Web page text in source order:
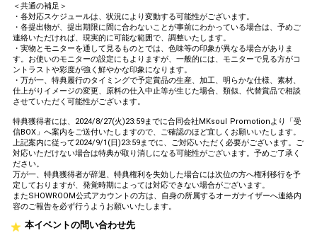
＜共通の補足＞
・各対応スケジュールは、状況により変動する可能性がございます。
・各提出物が、提出期限に間に合わないことが事前にわかっている場合は、予めご
連絡いただければ、現実的に可能な範囲で、調整いたします。
・実物とモニターを通して見るものとでは、色味等の印象が異なる場合がありま
す。お使いのモニターの設定にもよりますが、一般的には、モニターで見る方がコ
ントラストや彩度が強く鮮やかな印象になります。
・万が一、特典履行のタイミングで予定賞品の生産、加工、明らかな仕様、素材、
仕上がりイメージの変更、原料の仕入中止等が生じた場合、類似、代替賞品で相談
させていただく可能性がございます。
特典獲得者には、2024/8/27(火)23:59までに合同会社MKsoul Promotionより「受
信BOX」へ案内をご送付いたしますので、ご確認のほど宜しくお願いいたします。
上記案内に従って2024/9/1(日)23:59までに、ご対応いただく必要がございます。ご
対応いただけない場合は特典が取り消しになる可能性がございます。予めご了承く
ださい。
万が一、特典獲得者が辞退、特典権利を失効した場合には次位の方へ権利移行を予
定しておりますが、発覚時期によっては対応できない場合がございます。
またSHOWROOM公式アカウントの方は、自身の所属するオーガナイザーへ連絡内
容のご報告を必ず行うようお願いいたします。
本イベントの問い合わせ先